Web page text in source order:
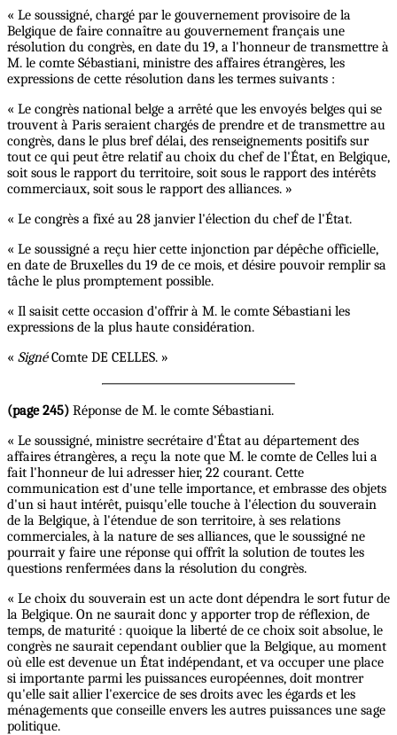
« Le soussigné, chargé par le gouvernement provisoire de la
Belgique de faire connaître au gouvernement français une
résolution du congrès, en date du 19, a l'honneur de transmettre à
M. le comte Sébastiani, ministre des affaires étrangères, les
expressions de cette résolution dans les termes suivants :
« Le congrès national belge a arrêté que les envoyés belges qui se
trouvent à Paris seraient chargés de prendre et de transmettre au
congrès, dans le plus bref délai, des renseignements positifs sur
tout ce qui peut être relatif au choix du chef de l'État, en Belgique,
soit sous le rapport du territoire, soit sous le rapport des intérêts
commerciaux, soit sous le rapport des alliances. »
« Le congrès a fixé au 28 janvier l'élection du chef de l'État.
« Le soussigné a reçu hier cette injonction par dépêche officielle,
en date de Bruxelles du 19 de ce mois, et désire pouvoir remplir sa
tâche le plus promptement possible.
« Il saisit cette occasion d'offrir à M. le comte Sébastiani les
expressions de la plus haute considération.
« SignéComte DE CELLES. »
(page 245) Réponse de M. le comte Sébastiani.
« Le soussigné, ministre secrétaire d'État au département des
affaires étrangères, a reçu la note que M. le comte de Celles lui a
fait l'honneur de lui adresser hier, 22 courant. Cette
communication est d'une telle importance, et embrasse des objets
d'un si haut intérêt, puisqu'elle touche à l'élection du souverain
de la Belgique, à l'étendue de son territoire, à ses relations
commerciales, à la nature de ses alliances, que le soussigné ne
pourrait y faire une réponse qui offrît la solution de toutes les
questions renfermées dans la résolution du congrès.
« Le choix du souverain est un acte dont dépendra le sort futur de
la Belgique. On ne saurait donc y apporter trop de réflexion, de
temps, de maturité : quoique la liberté de ce choix soit absolue, le
congrès ne saurait cependant oublier que la Belgique, au moment
où elle est devenue un État indépendant, et va occuper une place
si importante parmi les puissances européennes, doit montrer
qu'elle sait allier l'exercice de ses droits avec les égards et les
ménagements que conseille envers les autres puissances une sage
politique.